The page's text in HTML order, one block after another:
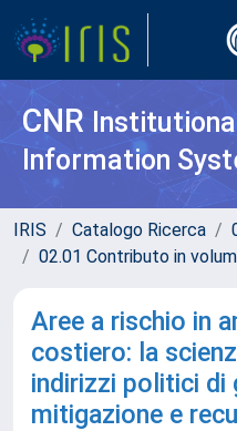
CNR
Information
IRIS Catalogo Ricerca
02.01 Contributo in
Aree a rischio in
costiero: la
indirizzi politici di
mitigazione e